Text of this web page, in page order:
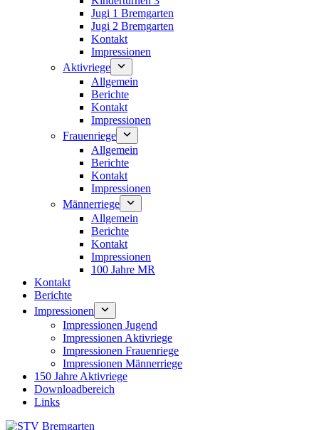
Jugi 1 Bremgarten
Jugi 2 Bremgarten
Kontakt
Impressionen
Aktivriege
Allgemein
Berichte
Kontakt
Impressionen
Frauenriege
Allgemein
Berichte
Kontakt
Impressionen
Männerriege
Allgemein
Berichte
Kontakt
Impressionen
100 Jahre MR
Kontakt
Berichte
Impressionen
Impressionen Jugend
Impressionen Aktivriege
Impressionen Frauenriege
Impressionen Männerriege
150 Jahre Aktivriege
Downloadbereich
Links